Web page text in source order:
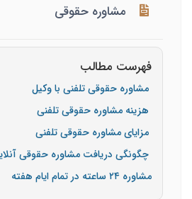
مشاوره حقوقی
فهرست مطالب
مشاوره حقوقی تلفنی با وکیل
هزینه مشاوره حقوقی تلفنی
مزایای مشاوره حقوقی تلفنی
چگونگی دریافت مشاوره حقوقی
مشاوره ۲۴ ساعته در تمام ایام هفته